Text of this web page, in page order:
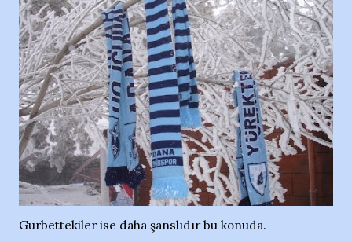
Gurbettekiler ise daha şanslıdır bu konuda.